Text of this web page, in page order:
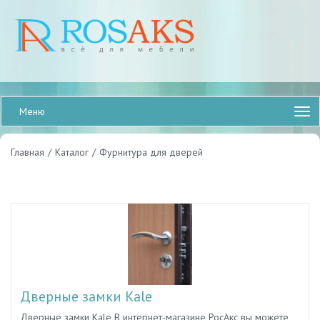
Меню
Главная / Каталог / Фурнитура для дверей
Дверные замки Kale
Дверные замки Kale В интернет-магазине РосАкс вы можете